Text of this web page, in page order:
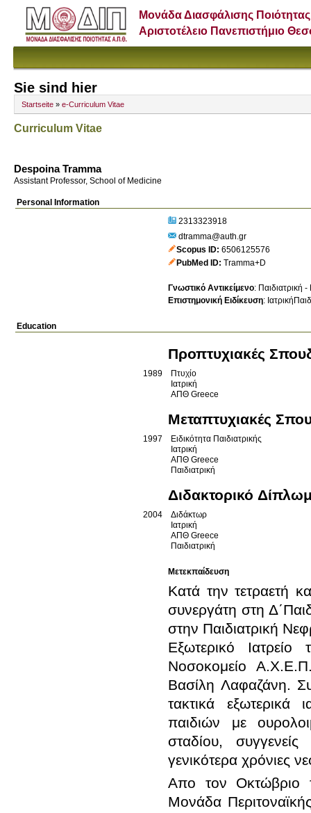
Μονάδα Διασφάλισης Ποιότητας
Αριστοτέλειο Πανεπιστήμιο
Sie sind hier
Startseite » e-Curriculum Vitae
Curriculum Vitae
Despoina Tramma
Assistant Professor, School of Medicine
Personal Information
2313323918
dtramma@auth.gr
Scopus ID 6506125576
PubMed ID Tramma+D
Γνωστικό Αντικείμενο: Παιδιατρική
Επιστημονική Ειδίκευση:
Education
Προπτυχιακές
1989
Πτυχίο
Ιατρική
ΑΠΘ Greece
Μεταπτυχιακές
1997
Ειδικότητα Παιδιατρικής
Ιατρική
ΑΠΘ Greece
Παιδιατρική
Διδακτορικό
2004
Διδάκτωρ
Ιατρική
ΑΠΘ Greece
Παιδιατρική
Μετεκπαίδευση
Κατά την τετραετή
συνεργάτη στη
στην Παιδιατρική
Εξωτερικό
Nοσοκομείο
Βασίλη Λαφαζάνη.
τακτικά εξωτερικά
παιδιών με
σταδίου,
Απο τον Οκτώβριο
Μονάδα